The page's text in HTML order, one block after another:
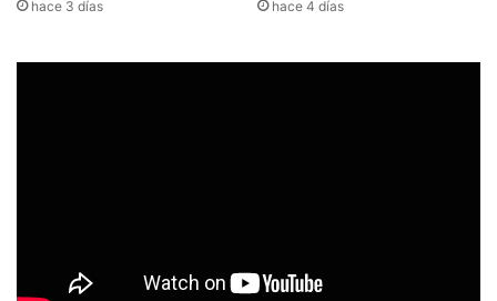
hace 3 días hace 4 días